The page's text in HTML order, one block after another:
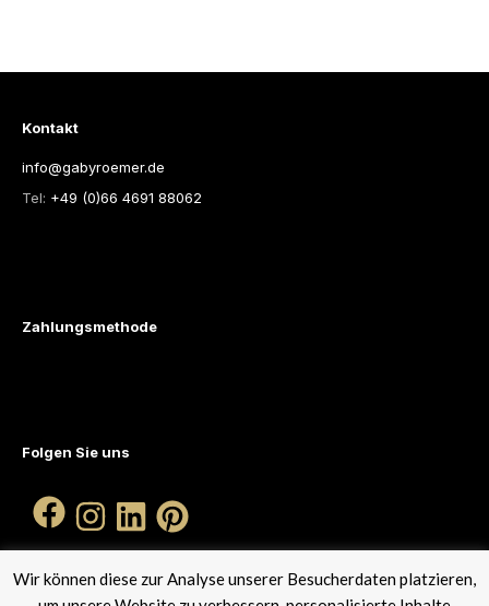
Kontakt
info@gabyroemer.de
Tel: +49 (0)66 4691 88062
Zahlungsmethode
Folgen Sie uns
Wir können diese zur Analyse unserer Besucherdaten platzieren,